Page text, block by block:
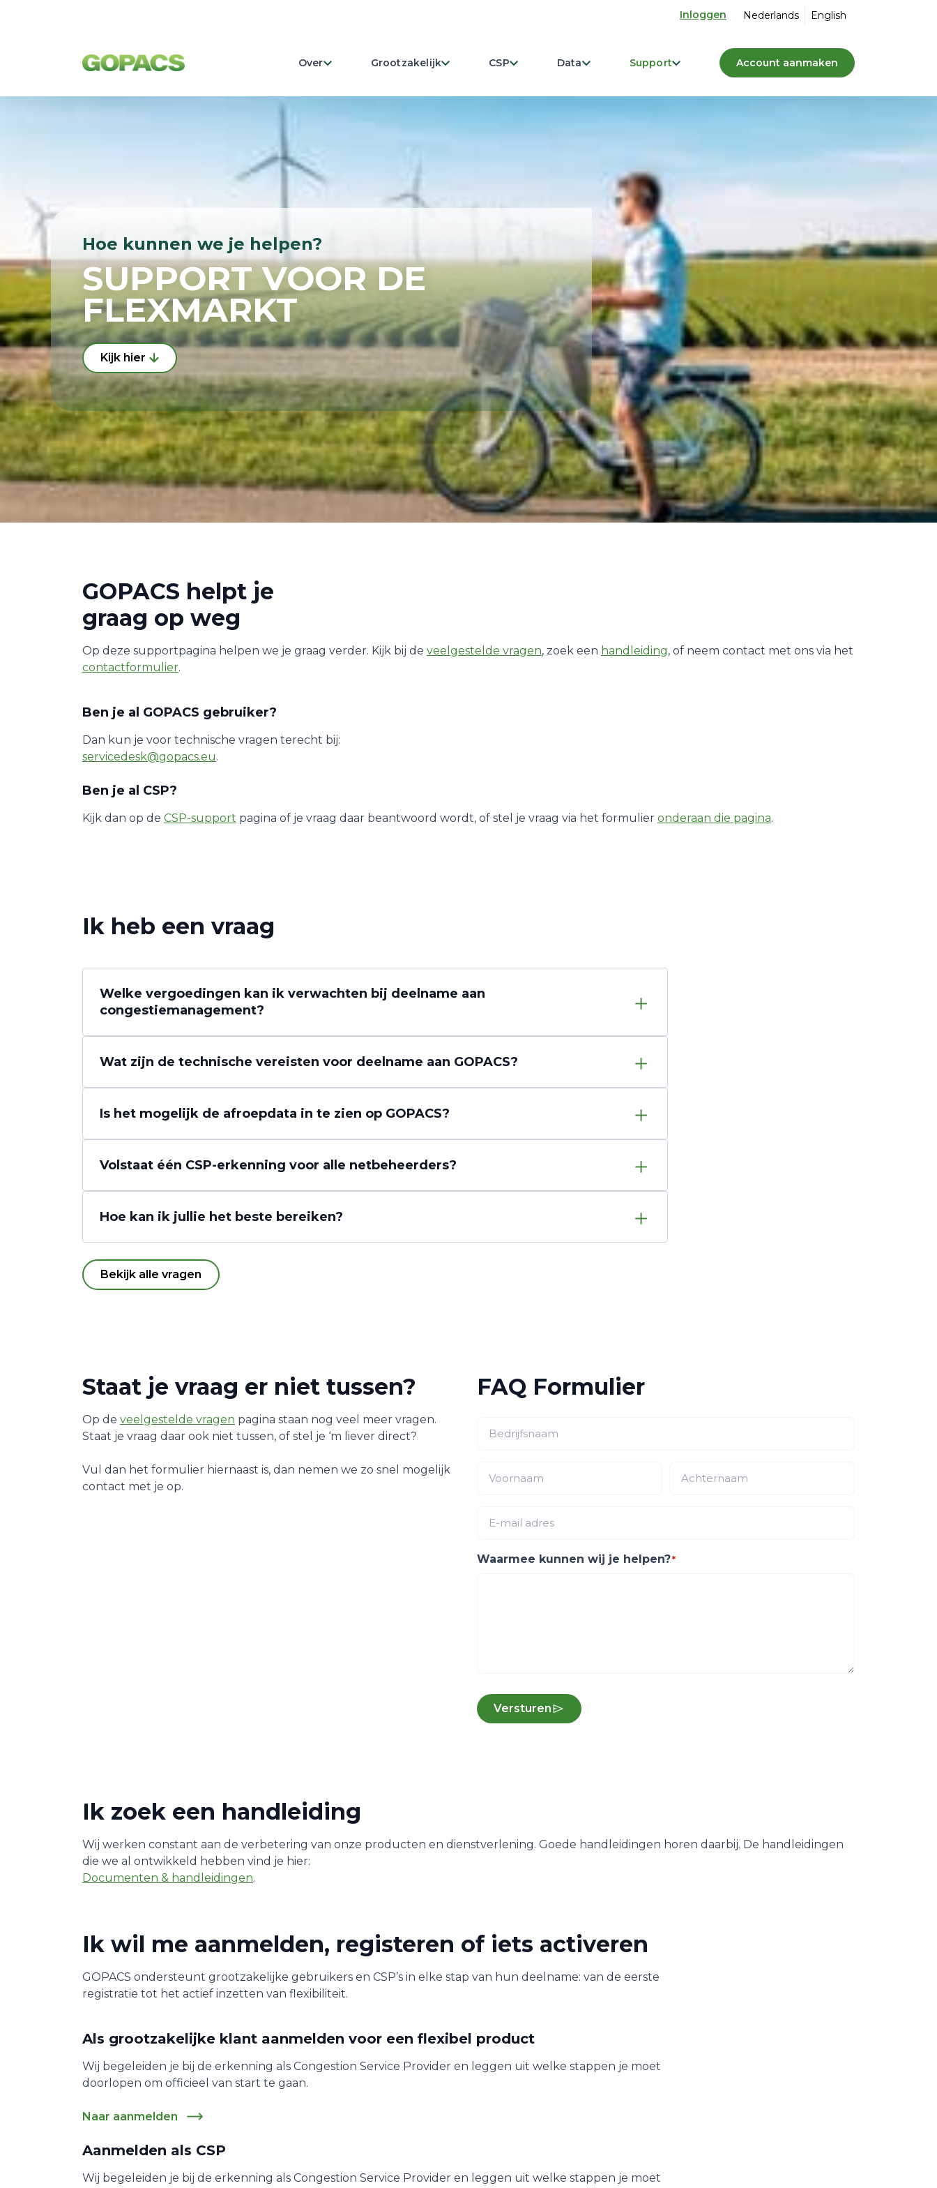
Inloggen Nederlands English
Over Grootzakelijk CSP Data Support Account aanmaken
Hoe kunnen we je helpen?
SUPPORT VOOR DE
FLEXMARKT
Kijk hier
GOPACS helpt je
graag op weg
Op deze supportpagina helpen we je graag verder. Kijk bij de veelgestelde vragen, zoek een handleiding, of neem contact met ons via het
contactformulier.
Ben je al GOPACS gebruiker?
Dan kun je voor technische vragen terecht bij:
servicedesk@gopacs.eu.
Ben je al CSP?
Kijk dan op de CSP-support pagina of je vraag daar beantwoord wordt, of stel je vraag via het formulier onderaan die pagina.
Ik heb een vraag
Welke vergoedingen kan ik verwachten bij deelname aan
congestiemanagement?
Wat zijn de technische vereisten voor deelname aan GOPACS?
Is het mogelijk de afroepdata in te zien op GOPACS?
Volstaat één CSP-erkenning voor alle netbeheerders?
Hoe kan ik jullie het beste bereiken?
Bekijk alle vragen
Staat je vraag er niet tussen?
Op de veelgestelde vragen pagina staan nog veel meer vragen.
Staat je vraag daar ook niet tussen, of stel je ‘m liever direct?
Vul dan het formulier hiernaast is, dan nemen we zo snel mogelijk
contact met je op.
FAQ Formulier
Waarmee kunnen wij je helpen?
Versturen
Ik zoek een handleiding
Wij werken constant aan de verbetering van onze producten en dienstverlening. Goede handleidingen horen daarbij. De handleidingen
die we al ontwikkeld hebben vind je hier:
Documenten & handleidingen.
Ik wil me aanmelden, registeren of iets activeren
GOPACS ondersteunt grootzakelijke gebruikers en CSP’s in elke stap van hun deelname: van de eerste
registratie tot het actief inzetten van flexibiliteit.
Als grootzakelijke klant aanmelden voor een flexibel product
Wij begeleiden je bij de erkenning als Congestion Service Provider en leggen uit welke stappen je moet
doorlopen om officieel van start te gaan.
Naar aanmelden
Aanmelden als CSP
Wij begeleiden je bij de erkenning als Congestion Service Provider en leggen uit welke stappen je moet